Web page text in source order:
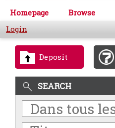
Homepage Browse
Login
Deposit
SEARCH